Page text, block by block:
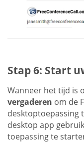
Stap 6: Start
Wanneer het tijd is
vergaderen om de
desktoptoepassing
desktop app
toepassing te